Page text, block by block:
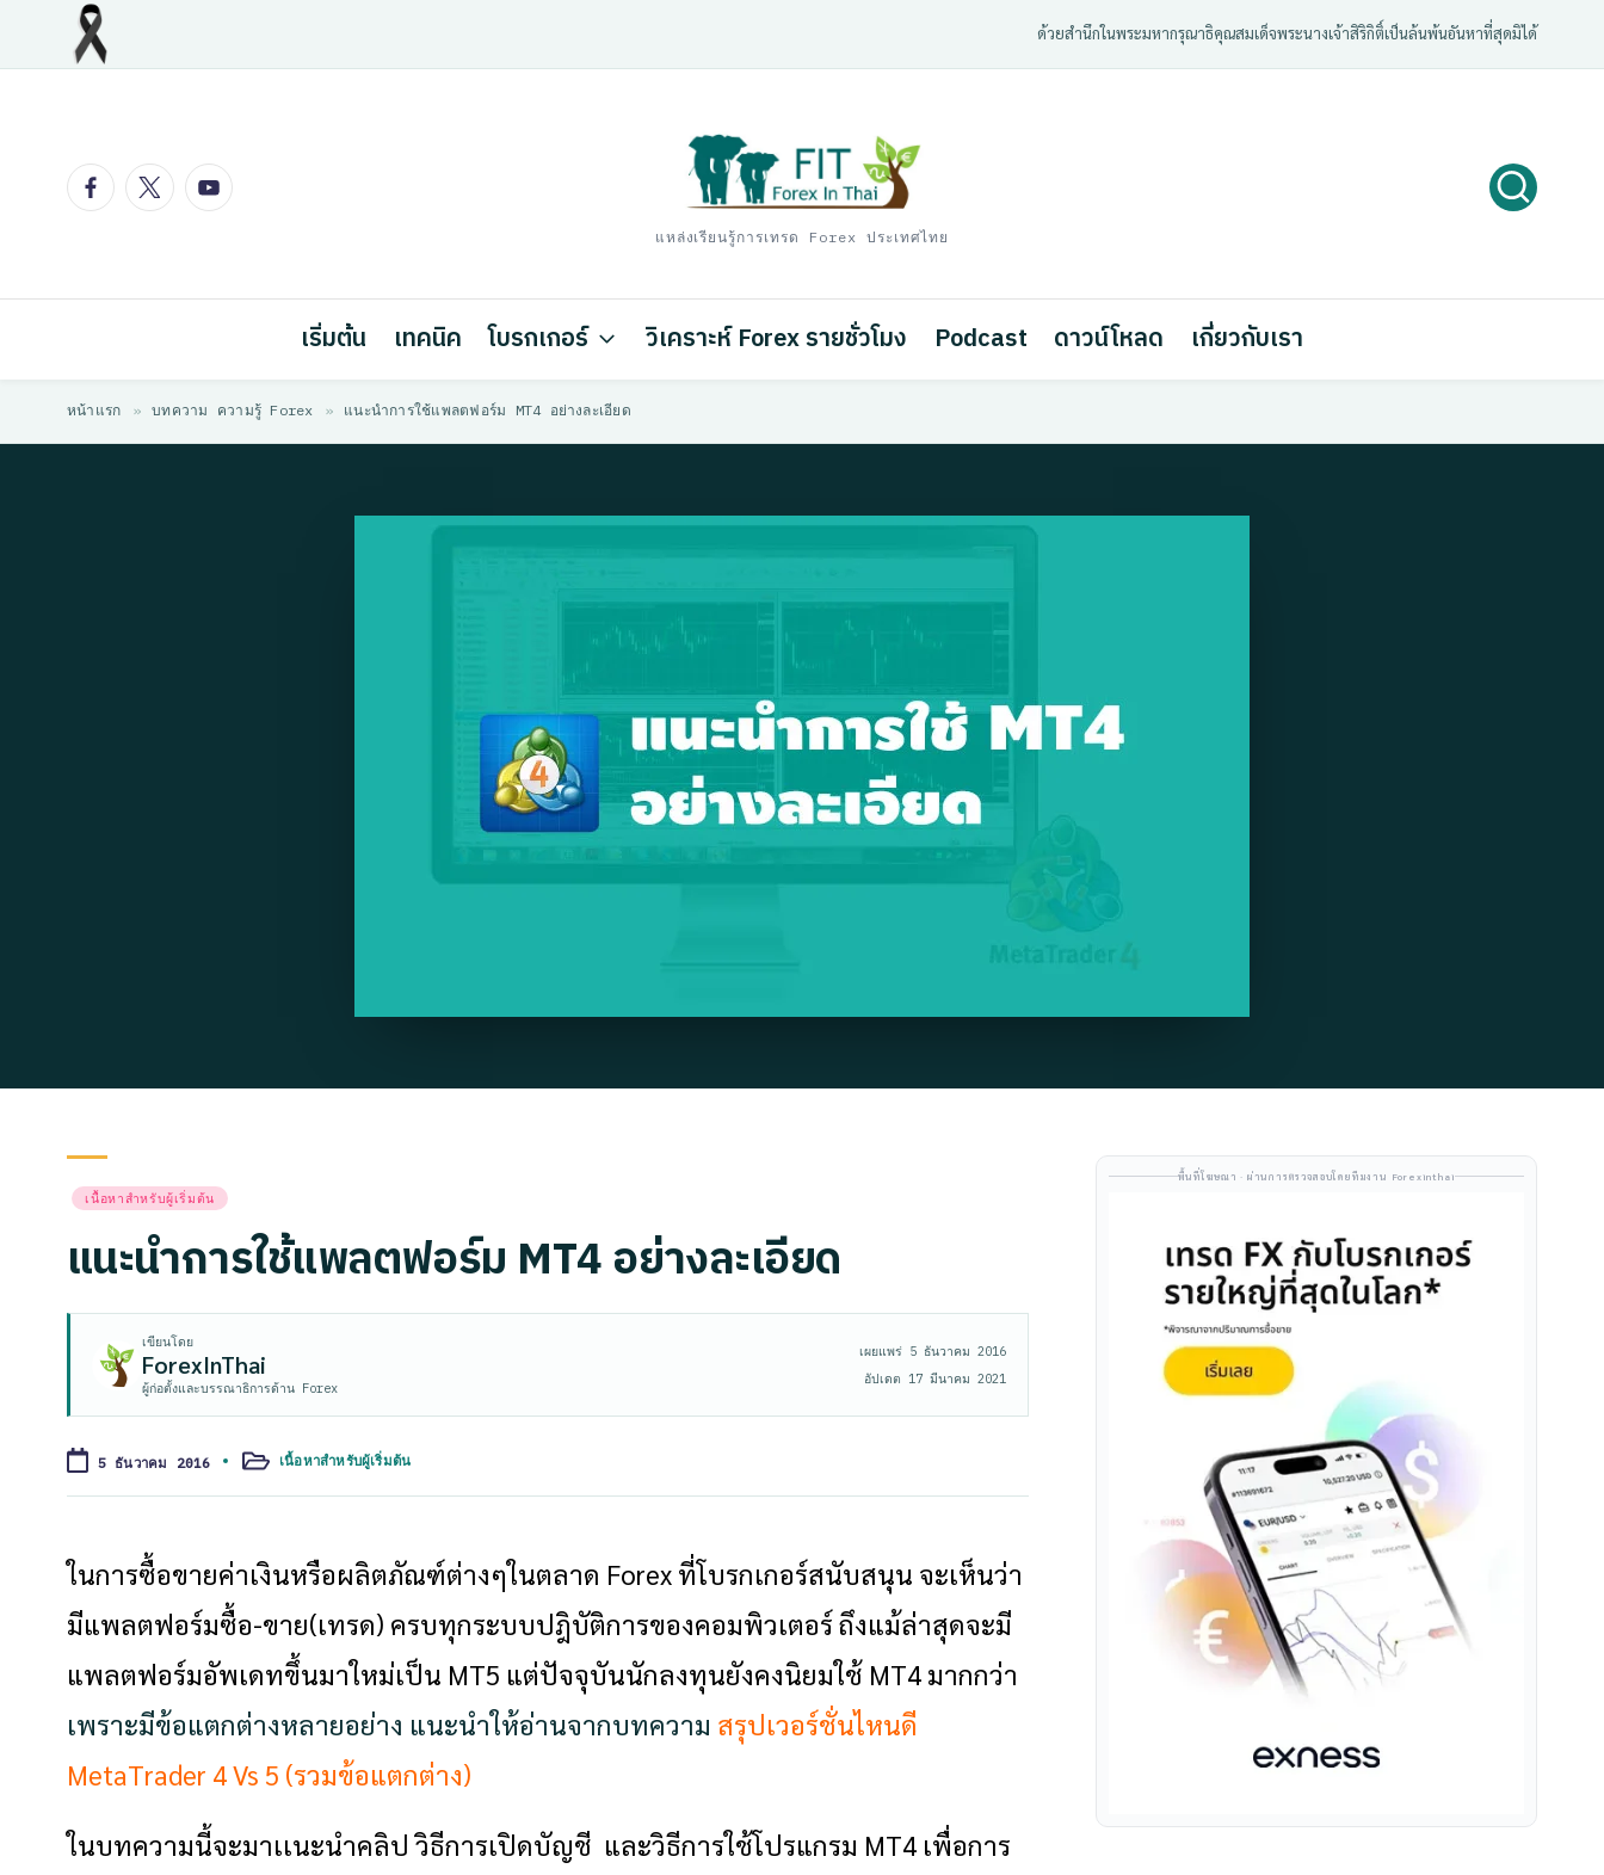
ด้วยสํานึกในพระมหากรุณาธิคุณสมเด็จพระนางเจ้าสิริกิติ์เป็นล้นพ้นอันหาที่สุดมิได้
FacebookTwitterYoutube
แหล่งเรียนรู้การเทรด Forex ประเทศไทย
เริ่มต้น เทคนิค โบรกเกอร์ วิเคราะห์ Forex รายชั่วโมง Podcast ดาวน์โหลด เกี่ยวกับเรา
หน้าแรก » บทความ ความรู้ Forex » แนะนำการใช้แพลตฟอร์ม MT4 อย่างละเอียด
Posted
เนื้อหาสำหรับผู้เริ่มต้น
แนะนำการใช้แพลตฟอร์ม MT4 อย่างละเอียด
เขียนโดย
ForexInThai
ผู้ก่อตั้งและบรรณาธิการด้าน Forex
เผยแพร่ 5 ธันวาคม 2016
อัปเดต 17 มีนาคม 2021
5 ธันวาคม 2016
Postedเนื้อหาสำหรับผู้เริ่มต้น
ในการซื้อขายค่าเงินหรือผลิตภัณฑ์ต่างๆในตลาด Forex ที่โบรกเกอร์สนับสนุน จะเห็นว่า
มีแพลตฟอร์มซื้อ-ขาย(เทรด) ครบทุกระบบปฎิบัติการของคอมพิวเตอร์ ถึงแม้ล่าสุดจะมี
แพลตฟอร์มอัพเดทขึ้นมาใหม่เป็น MT5 แต่ปัจจุบันนักลงทุนยังคงนิยมใช้ MT4 มากกว่า
เพราะมีข้อแตกต่างหลายอย่าง แนะนำให้อ่านจากบทความ สรุปเวอร์ชั่นไหนดี
MetaTrader 4 Vs 5 (รวมข้อแตกต่าง)
ในบทความนี้จะมาเเนะนำคลิป วิธีการเปิดบัญชี และวิธีการใช้โปรแกรม MT4 เพื่อการ
พื้นที่โฆษณา · ผ่านการตรวจสอบโดยทีมงาน Forexinthai